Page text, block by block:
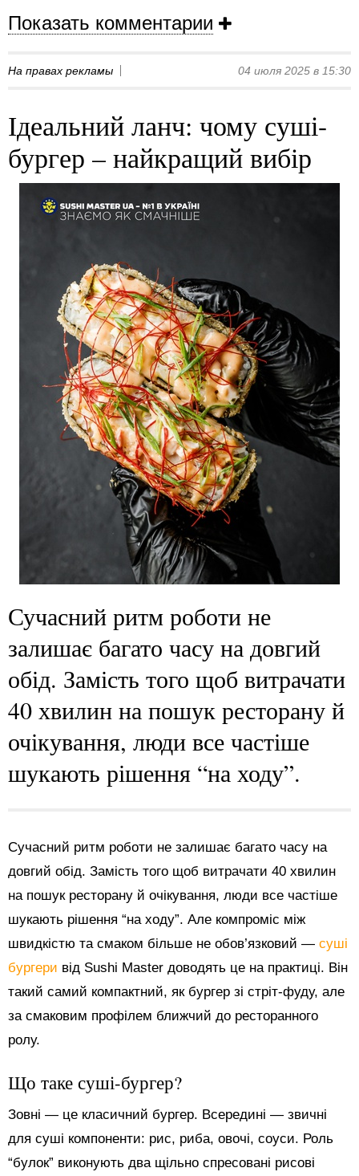
Показать комментарии
На правах рекламы 04 июля 2025 в 15:30
Ідеальний ланч: чому суші-
бургер – найкращий вибір
Сучасний ритм роботи не
залишає багато часу на довгий
обід. Замість того щоб витрачати
40 хвилин на пошук ресторану й
очікування, люди все частіше
шукають рішення “на ходу”.
Сучасний ритм роботи не залишає багато часу на
довгий обід. Замість того щоб витрачати 40 хвилин
на пошук ресторану й очікування, люди все частіше
шукають рішення “на ходу”. Але компроміс між
швидкістю та смаком більше не обов’язковий — суші
бургери від Sushi Master доводять це на практиці. Він
такий самий компактний, як бургер зі стріт-фуду, але
за смаковим профілем ближчий до ресторанного
ролу.
Що таке суші-бургер?
Зовні — це класичний бургер. Всередині — звичні
для суші компоненти: рис, риба, овочі, соуси. Роль
“булок” виконують два щільно спресовані рисові